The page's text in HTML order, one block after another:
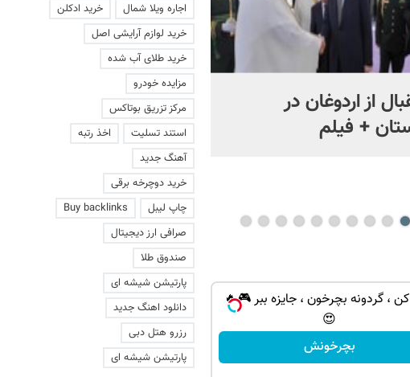
از اردوغان در
+ فیلم
شادمهر عقیلی قطعه «گل
یاس» را بازخوانی کرد |
، گردونه بچرخون ، جایزه ببر 🎮🔥
😍
بچرخونش
اجاره ویلا شمال
خرید ادکلن
خرید لوازم آرایشی اصل
خرید طلای آب شده
مزایده خودرو
مرکز تزریق بوتاکس
استند تسلیت
اخذ رتبه
آهنگ جدید
خرید دوچرخه برقی
چاپ لیبل
Buy backlinks
صرافی ارز دیجیتال
صندوق طلا
پارتیشن شیشه ای
دانلود اهنگ جدید
رزرو هتل دبی
پارتیشن شیشه ای